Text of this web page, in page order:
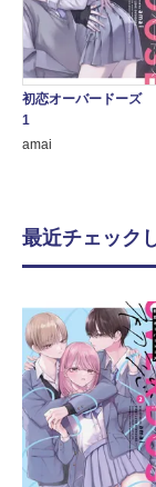
初恋オーバードーズ
1
amai
最近チェック